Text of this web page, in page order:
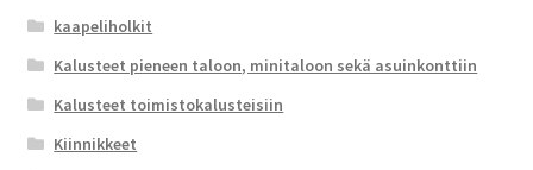
kaapeliholkit
Kalusteet pieneen taloon, minitaloon sekä asuinkonttiin
Kalusteet toimistokalusteisiin
Kiinnikkeet